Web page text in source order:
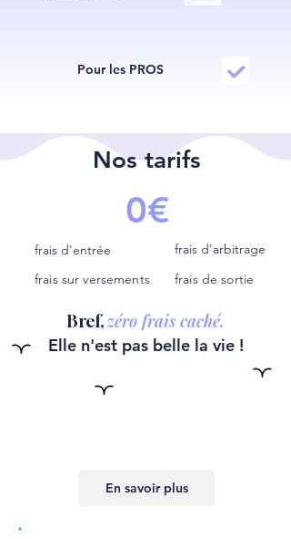
Pour les PROS
Nos tarifs
0€
frais d'entrée
frais sur versements
frais d'arbitrage
frais de sortie
Bref,zéro frais caché.
Elle n'est pas belle la vie !
En savoir plus